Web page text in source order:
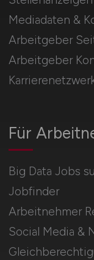
Für
Big Data Jobs
Jobfinder
Arbeitnehmer
Social Media &
Mediadaten &
Arbeitgeber
Arbeitgeber